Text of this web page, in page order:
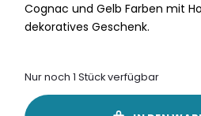
Cognac und Gelb Farben mit
dekoratives Geschenk.
Nur noch 1 Stück verfügbar